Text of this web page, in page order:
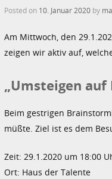
Posted on 10. Januar 2020 by
Am Mittwoch, den
zeigen wir aktiv auf,
„Umsteigen auf
Beim gestrigen
müßte. Ziel ist es dem
Zeit: 29.1.2020 um 18:00
Ort: Haus der Talente